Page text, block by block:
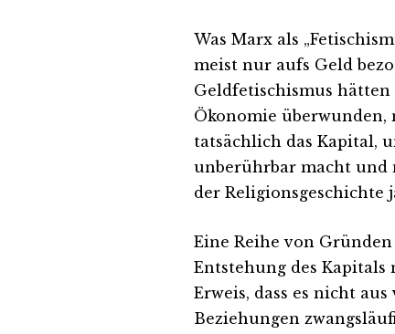
Was Marx als
meist nur aufs Geld
Geldfetischismus hätten
Ökonomie überwunden,
tatsächlich das Kapital,
unberührbar macht und
der Religionsgeschichte
Eine Reihe von
Entstehung des Kapitals
Erweis, dass es nicht
Beziehungen